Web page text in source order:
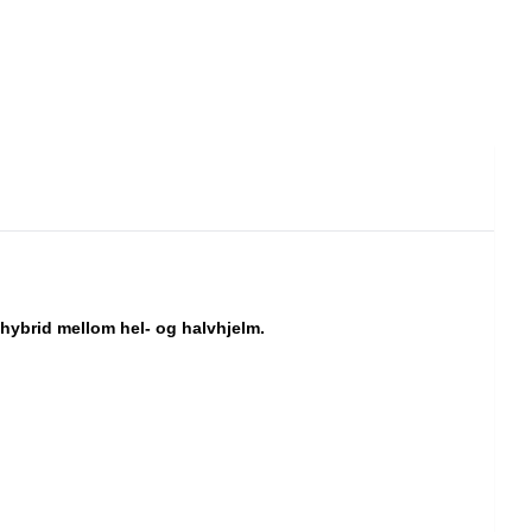
mellom hel- og halvhjelm.